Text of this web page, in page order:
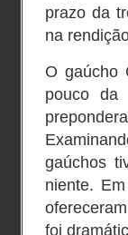
prazo da
na
O gaúcho
pouco
gaúchos
niente.
foi